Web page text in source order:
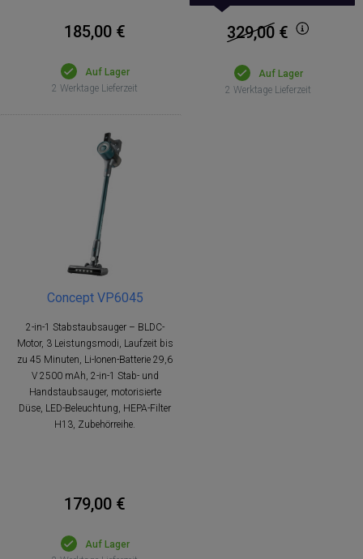
185,00 €
Auf Lager
2 Werktage Lieferzeit
329,00 €
Auf Lager
2 Werktage Lieferzeit
Concept VP6045
2-in-1 Stabstaubsauger – BLDC-
Motor, 3 Leistungsmodi, Laufzeit bis
zu 45 Minuten, Li-Ionen-Batterie 29,6
V 2500 mAh, 2-in-1 Stab- und
Handstaubsauger, motorisierte
Düse, LED-Beleuchtung, HEPA-Filter
H13, Zubehörreihe.
179,00 €
Auf Lager